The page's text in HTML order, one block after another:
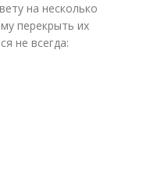
на несколько
перекрыть их
не всегда: